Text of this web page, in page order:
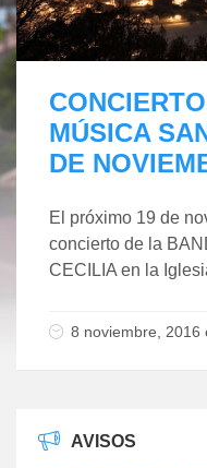
MÚSICA
DE
El próximo 19 de
concierto de la
CECILIA en la
8 noviembre, 2016
AVISOS